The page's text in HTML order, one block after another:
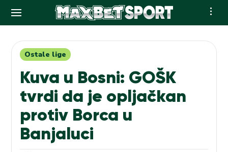
contentOstale lige
Kuva u Bosni: GOŠK
tvrdi da je opljačkan
protiv Borca u
Banjaluci